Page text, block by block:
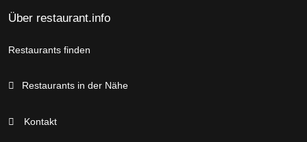
Über restaurant.info
Restaurants finden
Restaurants in der Nähe
Kontakt